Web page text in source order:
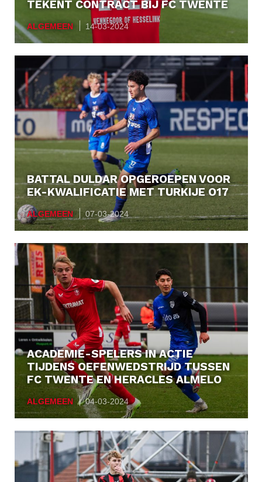
TEKENT CONTRACT BIJ FC TWENTE
ALGEMEEN 14-03-2024
BATTAL DULDAR OPGEROEPEN VOOR
EK-KWALIFICATIE MET TURKIJE O17
ALGEMEEN 07-03-2024
ACADEMIE-SPELERS IN ACTIE
TIJDENS OEFENWEDSTRIJD TUSSEN
FC TWENTE EN HERACLES ALMELO
ALGEMEEN 04-03-2024